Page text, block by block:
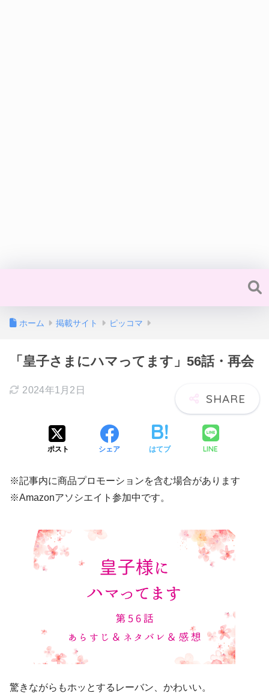
ホーム 掲載サイト ピッコマ
「皇子さまにハマってます」56話・再会
2024年1月2日
ポスト シェア はてブ LINE
※記事内に商品プロモーションを含む場合があります
※Amazonアソシエイト参加中です。
驚きながらもホッとするレーバン、かわいい。